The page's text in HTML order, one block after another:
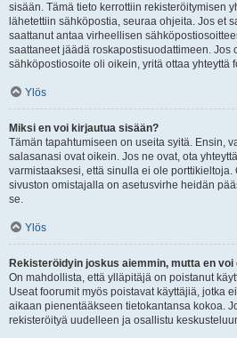
sisään. Tämä tieto kerrottiin rekisteröitymisen
lähetettiin sähköpostia, seuraa ohjeita. Jos et
saattanut antaa virheellisen
saattaneet jäädä roskapostisuodattimeen. Jos
sähköpostiosoite oli oikein, yritä ottaa yhteyttä
Ylös
Miksi en voi kirjautua sisään?
Tämän tapahtumiseen on useita syitä. Ensin,
salasanasi ovat oikein. Jos ne ovat, ota
varmistaaksesi, että sinulla ei ole porttikieltoja.
sivuston omistajalla on asetusvirhe heidän
se.
Ylös
Rekisteröidyin joskus aiemmin, mutta en
On mahdollista, että ylläpitäjä on poistanut
Useat foorumit myös poistavat käyttäjiä, jotka
aikaan pienentääkseen tietokantansa kokoa.
rekisteröityä uudelleen ja osallistu